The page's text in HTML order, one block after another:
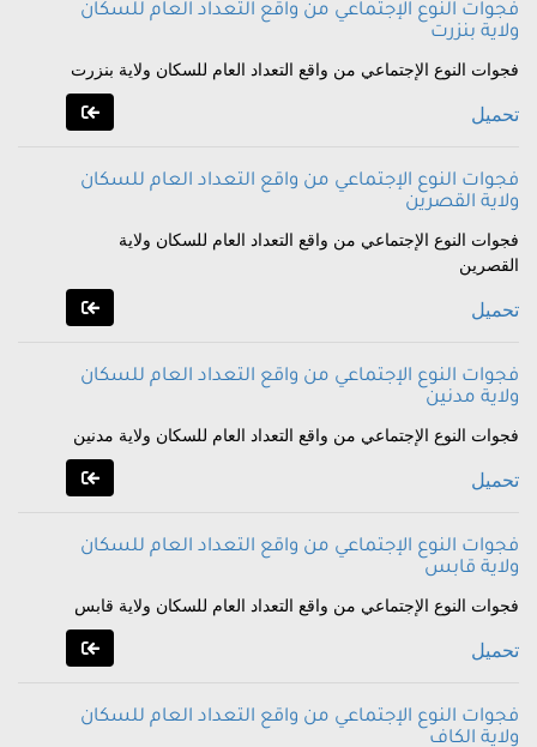
فجوات النوع الإجتماعي من واقع التعداد العام للسكان
ولاية بنزرت
فجوات النوع الإجتماعي من واقع التعداد العام للسكان ولاية بنزرت
تحميل
فجوات النوع الإجتماعي من واقع التعداد العام للسكان
ولاية القصرين
فجوات النوع الإجتماعي من واقع التعداد العام للسكان ولاية
القصرين
تحميل
فجوات النوع الإجتماعي من واقع التعداد العام للسكان
ولاية مدنين
فجوات النوع الإجتماعي من واقع التعداد العام للسكان ولاية مدنين
تحميل
فجوات النوع الإجتماعي من واقع التعداد العام للسكان
ولاية قابس
فجوات النوع الإجتماعي من واقع التعداد العام للسكان ولاية قابس
تحميل
فجوات النوع الإجتماعي من واقع التعداد العام للسكان
ولاية الكاف